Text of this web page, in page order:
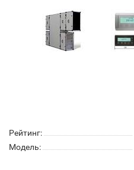
Рейтинг:
Модель: